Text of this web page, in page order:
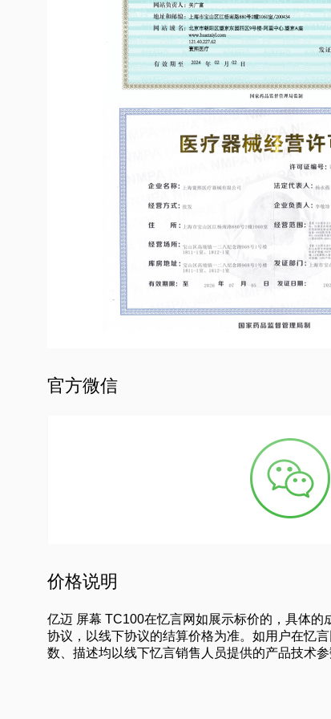
官方微信
价格说明
亿迈 屏幕 TC100在忆言网如展示标价的，具体
协议，以线下协议的结算价格为准。如用户在忆
数、描述均以线下忆言销售人员提供的产品技术参